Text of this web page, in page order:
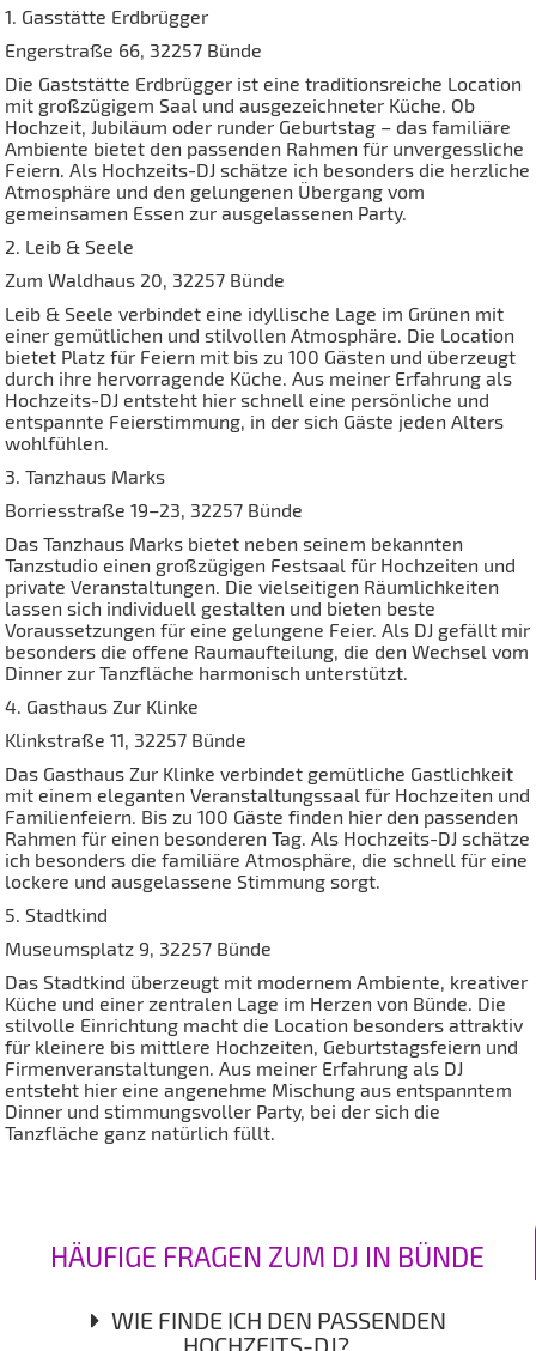
1. Gasstätte Erdbrügger
Engerstraße 66, 32257 Bünde
Die Gaststätte Erdbrügger ist eine traditionsreiche Location
mit großzügigem Saal und ausgezeichneter Küche. Ob
Hochzeit, Jubiläum oder runder Geburtstag – das familiäre
Ambiente bietet den passenden Rahmen für unvergessliche
Feiern. Als Hochzeits-DJ schätze ich besonders die herzliche
Atmosphäre und den gelungenen Übergang vom
gemeinsamen Essen zur ausgelassenen Party.
2. Leib & Seele
Zum Waldhaus 20, 32257 Bünde
Leib & Seele verbindet eine idyllische Lage im Grünen mit
einer gemütlichen und stilvollen Atmosphäre. Die Location
bietet Platz für Feiern mit bis zu 100 Gästen und überzeugt
durch ihre hervorragende Küche. Aus meiner Erfahrung als
Hochzeits-DJ entsteht hier schnell eine persönliche und
entspannte Feierstimmung, in der sich Gäste jeden Alters
wohlfühlen.
3. Tanzhaus Marks
Borriesstraße 19–23, 32257 Bünde
Das Tanzhaus Marks bietet neben seinem bekannten
Tanzstudio einen großzügigen Festsaal für Hochzeiten und
private Veranstaltungen. Die vielseitigen Räumlichkeiten
lassen sich individuell gestalten und bieten beste
Voraussetzungen für eine gelungene Feier. Als DJ gefällt mir
besonders die offene Raumaufteilung, die den Wechsel vom
Dinner zur Tanzfläche harmonisch unterstützt.
4. Gasthaus Zur Klinke
Klinkstraße 11, 32257 Bünde
Das Gasthaus Zur Klinke verbindet gemütliche Gastlichkeit
mit einem eleganten Veranstaltungssaal für Hochzeiten und
Familienfeiern. Bis zu 100 Gäste finden hier den passenden
Rahmen für einen besonderen Tag. Als Hochzeits-DJ schätze
ich besonders die familiäre Atmosphäre, die schnell für eine
lockere und ausgelassene Stimmung sorgt.
5. Stadtkind
Museumsplatz 9, 32257 Bünde
Das Stadtkind überzeugt mit modernem Ambiente, kreativer
Küche und einer zentralen Lage im Herzen von Bünde. Die
stilvolle Einrichtung macht die Location besonders attraktiv
für kleinere bis mittlere Hochzeiten, Geburtstagsfeiern und
Firmenveranstaltungen. Aus meiner Erfahrung als DJ
entsteht hier eine angenehme Mischung aus entspanntem
Dinner und stimmungsvoller Party, bei der sich die
Tanzfläche ganz natürlich füllt.
HÄUFIGE FRAGEN ZUM DJ IN BÜNDE
WIE FINDE ICH DEN PASSENDEN
HOCHZEITS-DJ?